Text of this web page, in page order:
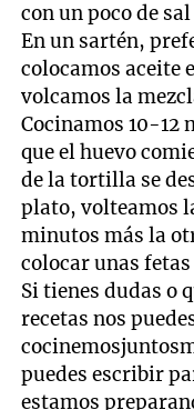
con un poco de
En un sartén,
colocamos aceite
volcamos la
Cocinamos 10-12
que el huevo
de la tortilla se
plato, volteamos
minutos más la
colocar unas
Si tienes dudas o
recetas nos
puedes escribir
estamos